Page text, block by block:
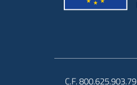
C.F. 800.625.903.79